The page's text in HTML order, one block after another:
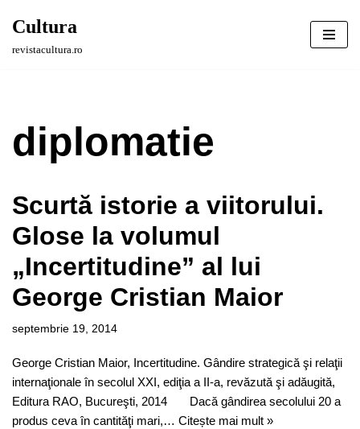
Sari
Cultura
revistacultura.ro
diplomatie
Scurtă istorie a viitorului.
Glose la volumul
„Incertitudine” al lui
George Cristian Maior
septembrie 19, 2014
George Cristian Maior, Incertitudine. Gândire strategică şi relaţii
internaţionale în secolul XXI, ediţia a II-a, revăzută şi adăugită,
Editura RAO, Bucureşti, 2014 Dacă gândirea secolului 20 a
produs ceva în cantităţi mari,… Citește mai mult »